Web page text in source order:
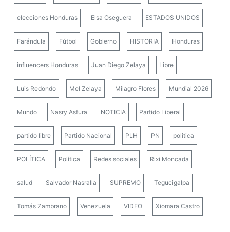
elecciones Honduras Elsa Oseguera ESTADOS UNIDOS
Farándula Fútbol Gobierno HISTORIA Honduras
influencers Honduras Juan Diego Zelaya Libre
Luis Redondo Mel Zelaya Milagro Flores Mundial 2026
Mundo Nasry Asfura NOTICIA Partido Liberal
partido libre Partido Nacional PLH PN politica
POLÍTICA Política Redes sociales Rixi Moncada
salud Salvador Nasralla SUPREMO Tegucigalpa
Tomás Zambrano Venezuela VIDEO Xiomara Castro